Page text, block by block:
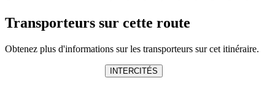
Transporteurs sur cette route
Obtenez plus d'informations sur les transporteurs sur cet itinéraire.
INTERCITÉS